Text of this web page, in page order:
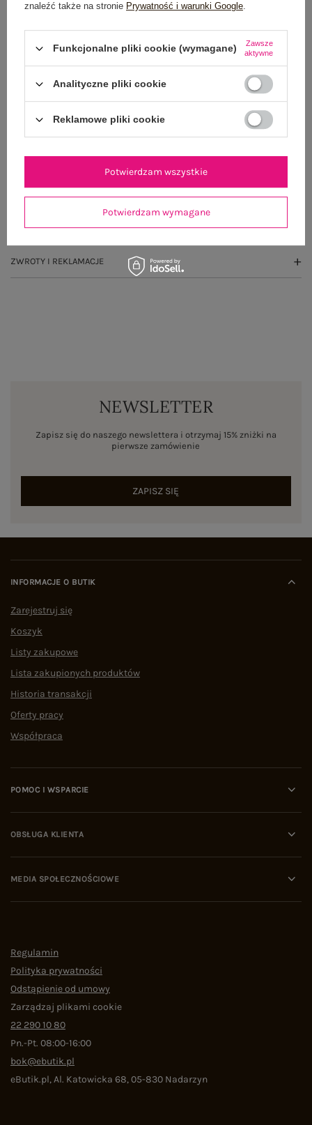
Do darmowej dostawy brakuje 200,00 zł
100 dni na zwrot
OPINIE O PRODUKCIE (0)
WYSYŁKA I DOSTAWA
ZWROTY I REKLAMACJE
NEWSLETTER
Zapisz się do naszego newslettera i otrzymaj 15% zniżki na
pierwsze zamówienie
ZAPISZ SIĘ
INFORMACJE O BUTIK
Zarejestruj się
Koszyk
Listy zakupowe
Lista zakupionych produktów
Historia transakcji
Oferty pracy
Współpraca
POMOC I WSPARCIE
OBSŁUGA KLIENTA
MEDIA SPOŁECZNOŚCIOWE
Regulamin
Polityka prywatności
Odstąpienie od umowy
Zarządzaj plikami cookie
22 290 10 80
Pn.-Pt. 08:00-16:00
bok@ebutik.pl
eButik.pl,Al. Katowicka 68,05-830 Nadarzyn
znaleźć także na stronie Prywatność i warunki Google.
Funkcjonalne pliki cookie (wymagane)
Zawsze
aktywne
Analityczne pliki cookie
Reklamowe pliki cookie
Potwierdzam wymagane
Potwierdzam wszystkie